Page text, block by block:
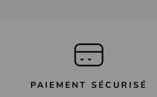
PAIEMENT SÉCURISÉ